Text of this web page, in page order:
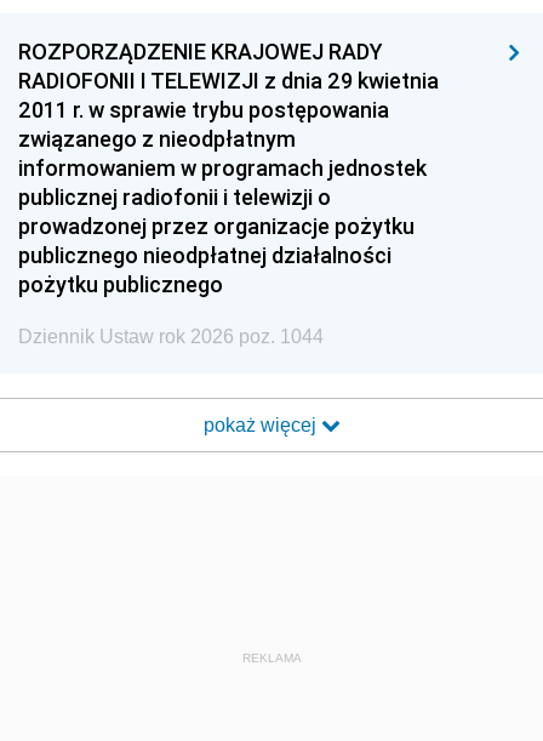
ROZPORZĄDZENIE KRAJOWEJ RADY
RADIOFONII I TELEWIZJI z dnia 29 kwietnia
2011 r. w sprawie trybu postępowania
związanego z nieodpłatnym
informowaniem w programach jednostek
publicznej radiofonii i telewizji o
prowadzonej przez organizacje pożytku
publicznego nieodpłatnej działalności
pożytku publicznego
Dziennik Ustaw rok 2026 poz. 1044
pokaż więcej
REKLAMA